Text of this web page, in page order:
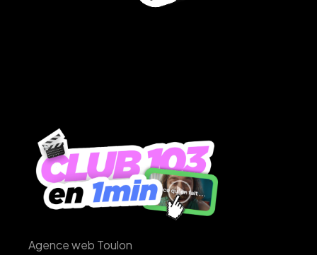
Agence web Toulon